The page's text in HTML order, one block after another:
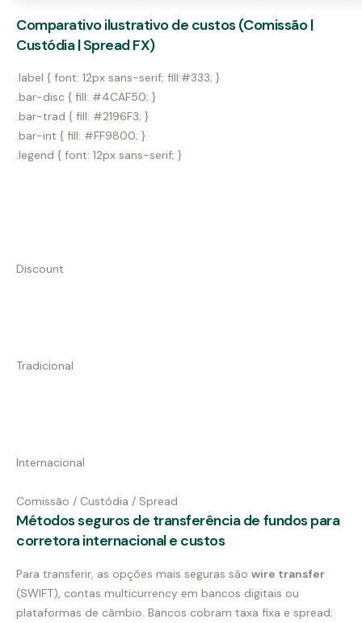
Comparativo ilustrativo de custos (Comissão |
Custódia | Spread FX)
.label { font: 12px sans-serif; fill:#333; }
.bar-disc { fill: #4CAF50; }
.bar-trad { fill: #2196F3; }
.bar-int { fill: #FF9800; }
.legend { font: 12px sans-serif; }
Discount
Tradicional
Internacional
Comissão / Custódia / Spread
Métodos seguros de transferência de fundos para
corretora internacional e custos
Para transferir, as opções mais seguras são wire transfer
(SWIFT), contas multicurrency em bancos digitais ou
plataformas de câmbio. Bancos cobram taxa fixa e spread;